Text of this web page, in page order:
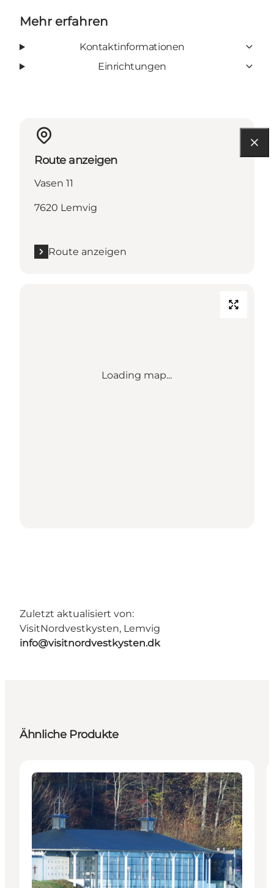
Mehr erfahren
Kontaktinformationen
Einrichtungen
Route anzeigen
Vasen 11
7620 Lemvig
Route anzeigen
Loading map...
Zuletzt aktualisiert von:
VisitNordvestkysten, Lemvig
info@visitnordvestkysten.dk
Ähnliche Produkte
Attraktionen